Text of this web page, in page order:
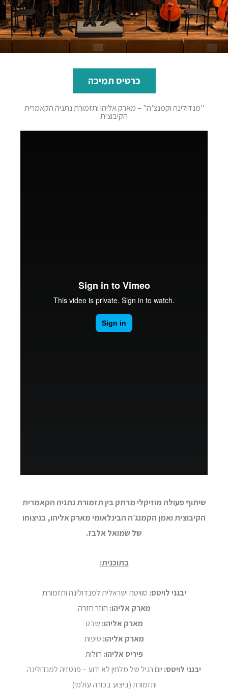
כרטיס תמיכה
"מנדולינה וקמנצ'ה" – מארק אליהו ותזמורת נתניה הקאמרית
הקיבוצית
שיתוף פעולה מוזיקלי מרתק בין תזמורת נתניה הקאמרית
הקיבוצית ואמן הקמנג׳ה הבינלאומי מארק אליהו, בניצוחו
של שמואל אלבז.
בתוכנית:
יבגני לויטס: סוויטה ישראלית למנדולינה ותזמורת
מארק אליהו: חוזר חזרה
מארק אליהו: שבט
מארק אליהו: טיפות
פיריס אליהו: חולות
יבגני לויטס: יום רגיל של מלחין לא ידוע – פנטזיה למנדולינה
ותזמורת (ביצוע בכורה עולמי)